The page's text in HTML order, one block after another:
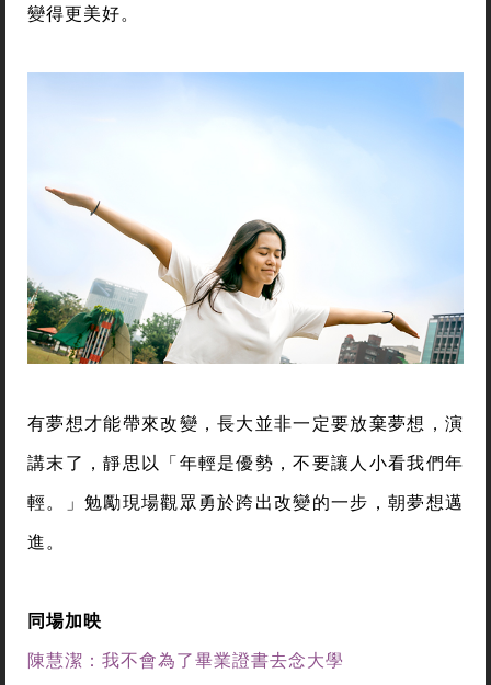
變得更美好。
有夢想才能帶來改變，長大並非一定要放棄夢想，演
講末了，靜思以「年輕是優勢，不要讓人小看我們年
輕。」勉勵現場觀眾勇於跨出改變的一步，朝夢想邁
進。
同場加映
陳慧潔：我不會為了畢業證書去念大學